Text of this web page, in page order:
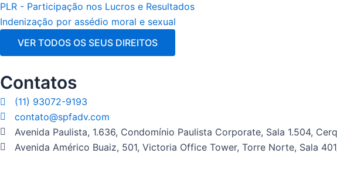
PLR - Participação nos Lucros e Resultados
Indenização por assédio moral e sexual
VER TODOS OS SEUS DIREITOS
Contatos
(11) 93072-9193
contato@spfadv.com
Avenida Paulista, 1.636, Condomínio Paulista Corporate, Sala 1.504,
Avenida Américo Buaiz, 501, Victoria Office Tower, Torre Norte, Sala